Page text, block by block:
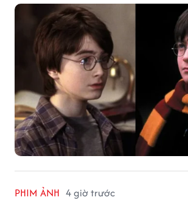
PHIM ẢNH 4 giờ trước